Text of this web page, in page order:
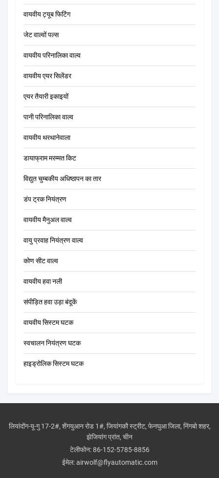
वायवीय ट्यूब फिटिंग
जेट वाल्वों पल्स
वायवीय परिनालिका वाल्व
वायवीय एयर सिलेंडर
एयर तैयारी इकाइयों
पानी परिनालिका वाल्व
वायवीय थरथानेवाला
डायाफ्राम मरम्मत किट
विद्युत चुम्बकीय अधिष्ठापन का तार
डंप ट्रक नियंत्रण
वायवीय मैनुअल वाल्व
वायु प्रवाह नियंत्रण वाल्व
कोण सीट वाल्व
वायवीय हवा नली
संपीड़ित हवा उड़ा बंदूकें
वायवीय सिस्टम घटक
स्वचालन नियंत्रण घटक
हाइड्रोलिक सिस्टम घटक
लियांदोंग-यू-गु 17-2#, शेंगयुआन रोड 1#, जियांगकौ स्ट्रीट, फेनघुआ जिला, निंगबो शहर,
झेजियांग प्रांत, चीन
टेलीफोन:86-152-5785-8856
ईमेल:airwolf@flyautomatic.com